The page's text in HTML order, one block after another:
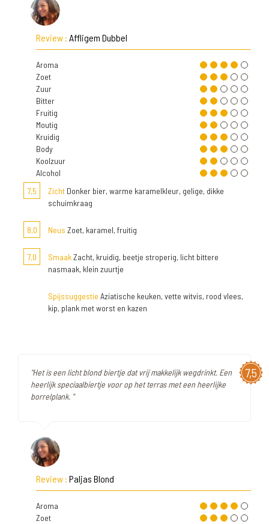
Review : Affligem Dubbel
Aroma
Zoet
Zuur
Bitter
Fruitig
Moutig
Kruidig
Body
Koolzuur
Alcohol
7,5
Zicht Donker bier, warme karamelkleur, gelige, dikke
schuimkraag
8,0 Neus Zoet, karamel, fruitig
7,0 SmaakZacht, kruidig, beetje stroperig, licht bittere
nasmaak, klein zuurtje
Spijssuggestie Aziatische keuken, vette witvis, rood vlees,
kip, plank met worst en kazen
7,5
"Het is een licht blond biertje dat vrij makkelijk wegdrinkt. Een
heerlijk speciaalbiertje voor op het terras met een heerlijke
borrelplank. "
Review : Paljas Blond
Aroma
Zoet